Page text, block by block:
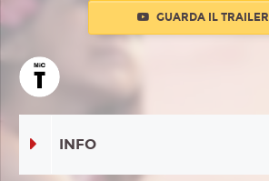
GUARDA IL TRAILER
INFO